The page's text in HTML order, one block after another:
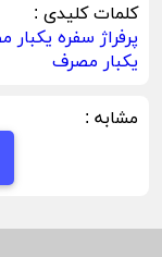
کلمات کلیدی :
پرفراژ سفره
یکبار مصرف
مشابه :